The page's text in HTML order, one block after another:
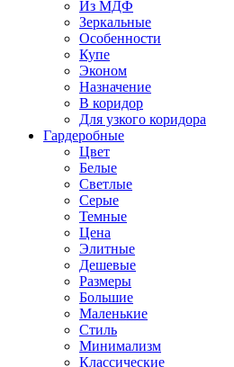
Из МДФ
Зеркальные
Особенности
Купе
Эконом
Назначение
В коридор
Для узкого коридора
Гардеробные
Цвет
Белые
Светлые
Серые
Темные
Цена
Элитные
Дешевые
Размеры
Большие
Маленькие
Стиль
Минимализм
Классические